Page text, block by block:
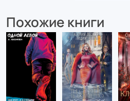
Похожие книги